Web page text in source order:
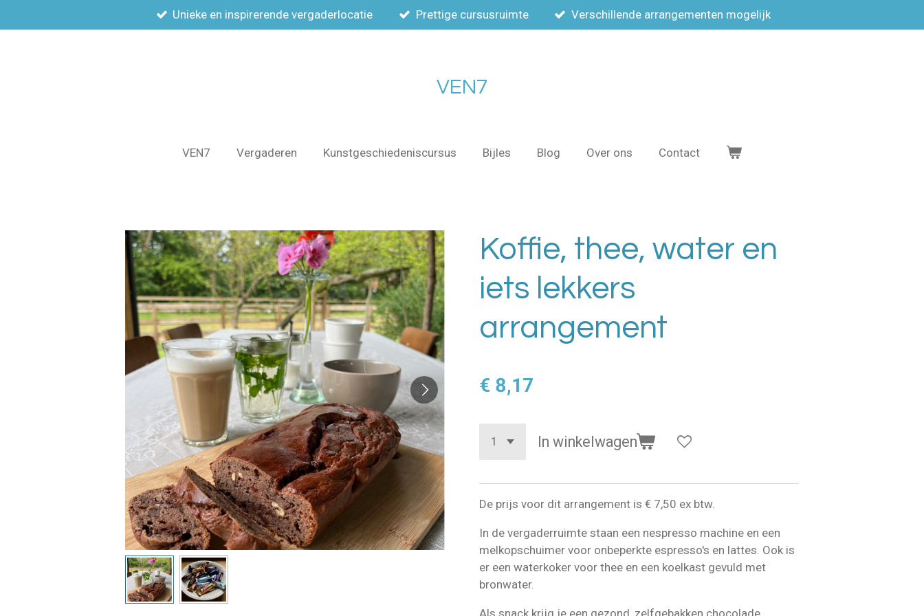
direct
Unieke en inspirerende vergaderlocatie Prettige cursusruimte Verschillende arrangementen mogelijk
VEN7
VEN7 Vergaderen Kunstgeschiedeniscursus Bijles Blog Over ons Contact
Koffie, thee, water en
iets lekkers
arrangement
€ 8,17
In winkelwagen
De prijs voor dit arrangement is € 7,50 ex btw.
In de vergaderruimte staan een nespresso machine en een
melkopschuimer voor onbeperkte espresso's en lattes. Ook is
er een waterkoker voor thee en een koelkast gevuld met
bronwater.
Als snack krijg je een gezond, zelfgebakken chocolade